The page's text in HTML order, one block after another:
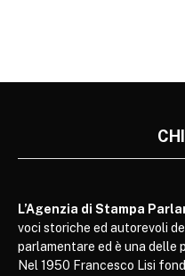
L’Agenzia di Stampa
voci storiche ed autorevoli
parlamentare ed è una delle
Nel 1950 Francesco Lisi